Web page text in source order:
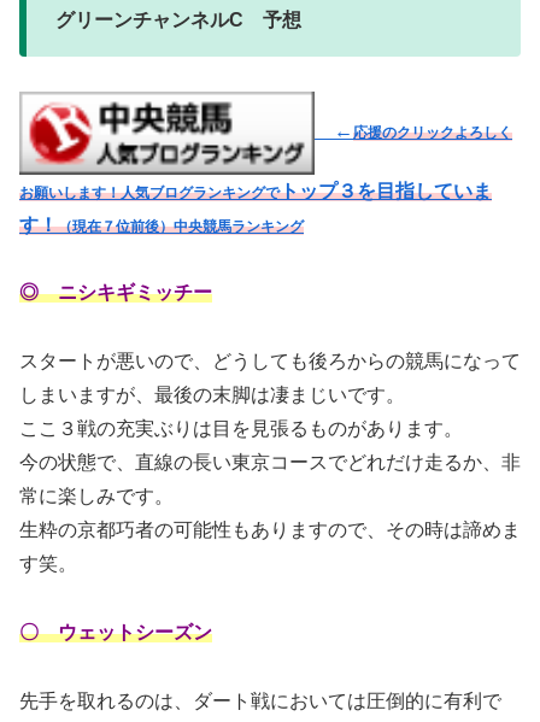
グリーンチャンネルC 予想
← 応援のクリックよろしく
お願いします！人気ブログランキングでトップ３を目指していま
す！（現在７位前後）中央競馬ランキング
◎ ニシキギミッチー
スタートが悪いので、どうしても後ろからの競馬になって
しまいますが、最後の末脚は凄まじいです。
ここ３戦の充実ぶりは目を見張るものがあります。
今の状態で、直線の長い東京コースでどれだけ走るか、非
常に楽しみです。
生粋の京都巧者の可能性もありますので、その時は諦めま
す笑。
〇 ウェットシーズン
先手を取れるのは、ダート戦においては圧倒的に有利で